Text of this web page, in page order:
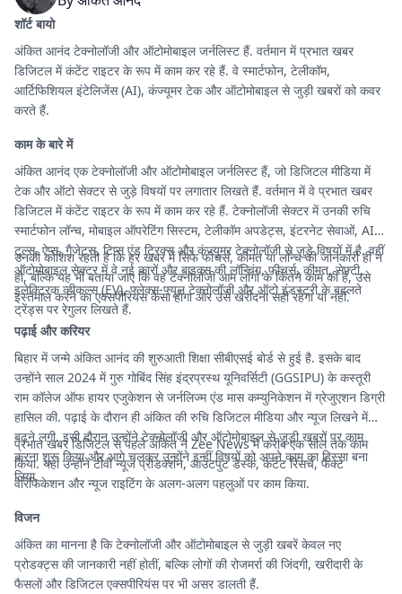
शॉर्ट बायो
अंकित आनंद टेक्नोलॉजी और ऑटोमोबाइल जर्नलिस्ट हैं. वर्तमान में प्रभात खबर
डिजिटल में कंटेंट राइटर के रूप में काम कर रहे हैं. वे स्मार्टफोन, टेलीकॉम,
आर्टिफिशियल इंटेलिजेंस (AI), कंज्यूमर टेक और ऑटोमोबाइल से जुड़ी खबरों को कवर
करते हैं.
काम के बारे में
अंकित आनंद एक टेक्नोलॉजी और ऑटोमोबाइल जर्नलिस्ट हैं, जो डिजिटल मीडिया में
टेक और ऑटो सेक्टर से जुड़े विषयों पर लगातार लिखते हैं. वर्तमान में वे प्रभात खबर
डिजिटल में कंटेंट राइटर के रूप में काम कर रहे हैं. टेक्नोलॉजी सेक्टर में उनकी रुचि
स्मार्टफोन लॉन्च, मोबाइल ऑपरेटिंग सिस्टम, टेलीकॉम अपडेट्स, इंटरनेट सेवाओं, AI
टूल्स, ऐप्स, गैजेट्स, टिप्स एंड ट्रिक्स और कंज्यूमर टेक्नोलॉजी से जुड़े विषयों में है. वहीं
ऑटोमोबाइल सेक्टर में वे नई कारों और बाइक्स की लॉन्चिंग, फीचर्स, कीमत, सेफ्टी,
इलेक्ट्रिक व्हीकल्स (EV), फ्लेक्स-फ्यूल टेक्नोलॉजी और ऑटो इंडस्ट्री के बदलते
ट्रेंड्स पर रेगुलर लिखते हैं.
उनकी कोशिश रहती है कि हर खबर में सिर्फ फीचर्स, कीमत या लॉन्च की जानकारी ही न
हो, बल्कि यह भी बताया जाए कि वह टेक्नोलॉजी आम लोगों के कितने काम की है, उसे
इस्तेमाल करने का एक्सपीरियंस कैसा होगा और उसे खरीदना सही रहेगा या नहीं.
पढ़ाई और करियर
बिहार में जन्मे अंकित आनंद की शुरुआती शिक्षा सीबीएसई बोर्ड से हुई है. इसके बाद
उन्होंने साल 2024 में गुरु गोबिंद सिंह इंद्रप्रस्थ यूनिवर्सिटी (GGSIPU) के कस्तूरी
राम कॉलेज ऑफ हायर एजुकेशन से जर्नलिज्म एंड मास कम्युनिकेशन में ग्रेजुएशन डिग्री
हासिल की. पढ़ाई के दौरान ही अंकित की रुचि डिजिटल मीडिया और न्यूज लिखने में
बढ़ने लगी. इसी दौरान उन्होंने टेक्नोलॉजी और ऑटोमोबाइल से जुड़ी खबरों पर काम
करना शुरू किया और आगे चलकर उन्होंने इन्हीं विषयों को अपने काम का हिस्सा बना
लिया.
प्रभात खबर डिजिटल से पहले अंकित ने Zee News में करीब एक साल तक काम
किया. यहां उन्होंने टीवी न्यूज प्रोडक्शन, आउटपुट डेस्क, कंटेंट रिसर्च, फैक्ट
वेरिफिकेशन और न्यूज राइटिंग के अलग-अलग पहलुओं पर काम किया.
विजन
अंकित का मानना है कि टेक्नोलॉजी और ऑटोमोबाइल से जुड़ी खबरें केवल नए
प्रोडक्ट्स की जानकारी नहीं होतीं, बल्कि लोगों की रोजमर्रा की जिंदगी, खरीदारी के
फैसलों और डिजिटल एक्सपीरियंस पर भी असर डालती हैं.